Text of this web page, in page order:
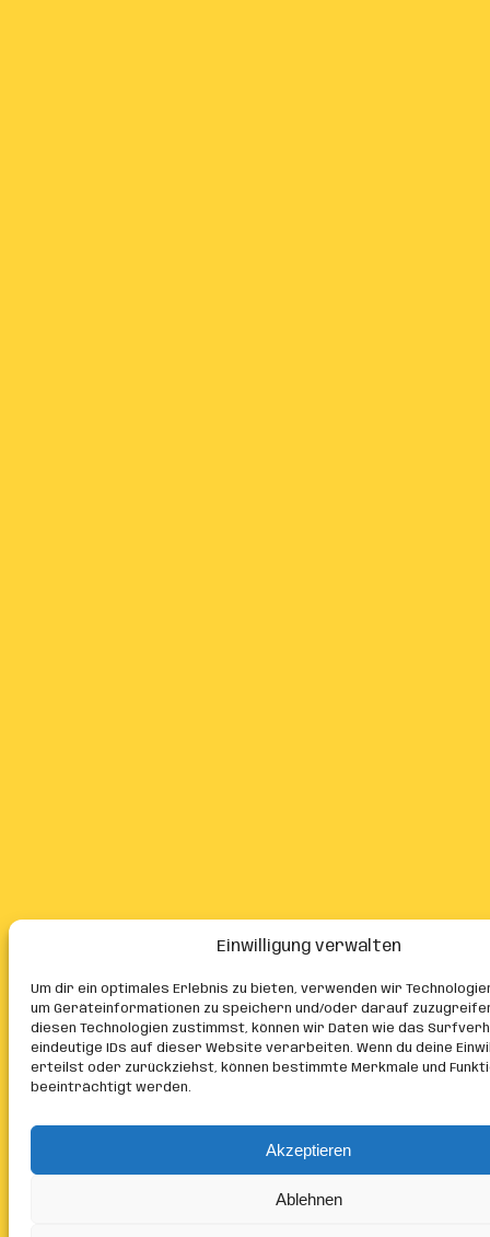
Einwilligung verwalten
Um dir ein optimales Erlebnis zu bieten, verwenden wir
um Geräteinformationen zu speichern und/oder darauf
diesen Technologien zustimmst, können wir Daten wie das
eindeutige IDs auf dieser Website verarbeiten. Wenn du deine
erteilst oder zurückziehst, können bestimmte Merkmale und
beeinträchtigt werden.
Akzeptieren
Ablehnen